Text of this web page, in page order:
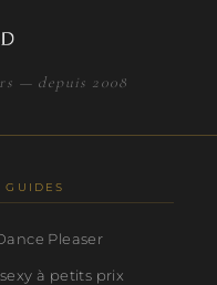
— depuis 2008
GUIDES
Pleaser
à petits prix